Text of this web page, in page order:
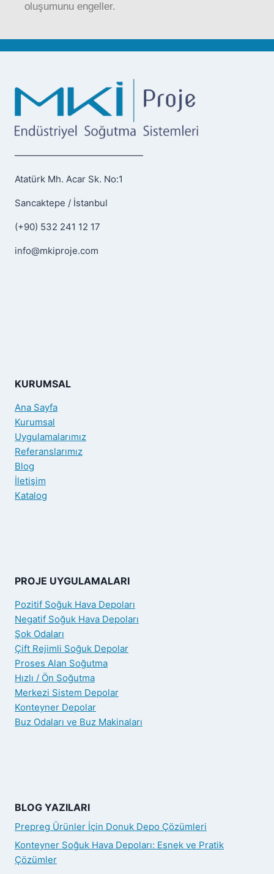
oluşumunu engeller.
——————————————
Atatürk Mh. Acar Sk. No:1
Sancaktepe / İstanbul
(+90) 532 241 12 17
info@mkiproje.com
KURUMSAL
Ana Sayfa
Kurumsal
Uygulamalarımız
Referanslarımız
Blog
İletişim
Katalog
PROJE UYGULAMALARI
Pozitif Soğuk Hava Depoları
Negatif Soğuk Hava Depoları
Şok Odaları
Çift Rejimli Soğuk Depolar
Proses Alan Soğutma
Hızlı / Ön Soğutma
Merkezi Sistem Depolar
Konteyner Depolar
Buz Odaları ve Buz Makinaları
BLOG YAZILARI
Prepreg Ürünler İçin Donuk Depo Çözümleri
Konteyner Soğuk Hava Depoları: Esnek ve Pratik
Çözümler